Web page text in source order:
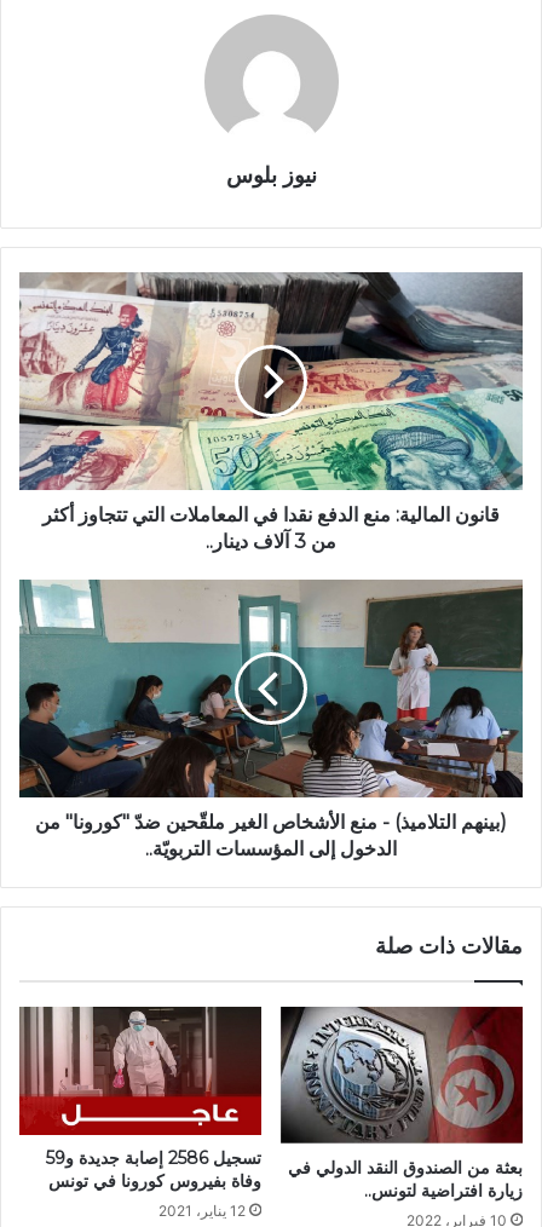
نيوز بلوس
قانون المالية: منع الدفع نقدا في المعاملات التي تتجاوز أكثر
من 3 آلاف دينار..
(بينهم التلاميذ) - منع الأشخاص الغير ملقّحين ضدّ "كورونا" من
الدخول إلى المؤسسات التربويّة..
مقالات ذات صلة
بعثة من الصندوق النقد الدولي في
زيارة افتراضية لتونس..
10 فبراير، 2022
تسجيل 2586 إصابة جديدة و59
وفاة بفيروس كورونا في تونس
12 يناير، 2021